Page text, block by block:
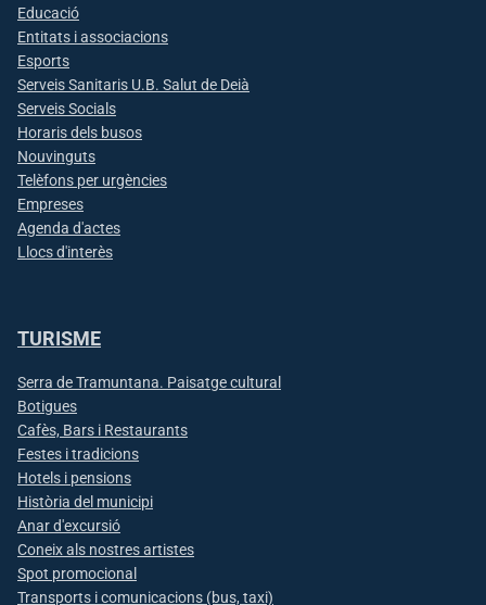
Educació
Entitats i associacions
Esports
Serveis Sanitaris U.B. Salut de Deià
Serveis Socials
Horaris dels busos
Nouvinguts
Telèfons per urgències
Empreses
Agenda d'actes
Llocs d'interès
TURISME
Serra de Tramuntana. Paisatge cultural
Botigues
Cafès, Bars i Restaurants
Festes i tradicions
Hotels i pensions
Història del municipi
Anar d'excursió
Coneix als nostres artistes
Spot promocional
Transports i comunicacions (bus, taxi)